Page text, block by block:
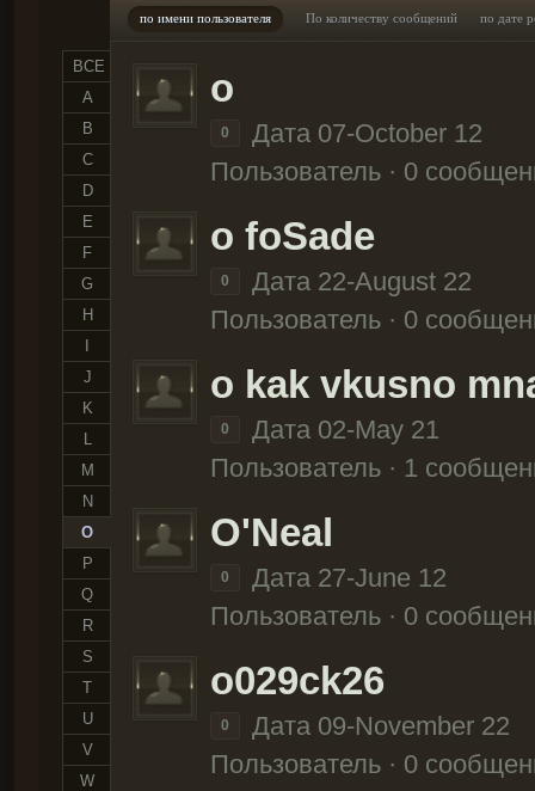
ВСЕ
A
B
C
D
E
F
G
H
J
K
L
M
N
O
P
Q
R
S
T
U
V
W
по имени пользователя По количеству сообщений по дате
o
0
Дата 07-October 12
Пользователь · 0
o foSade
0
Дата 22-August 22
Пользователь · 0
o kak vkusno
0
Дата 02-May 21
Пользователь · 1
O'Neal
0
Дата 27-June 12
Пользователь · 0
o029ck26
0
Дата 09-November 22
Пользователь · 0